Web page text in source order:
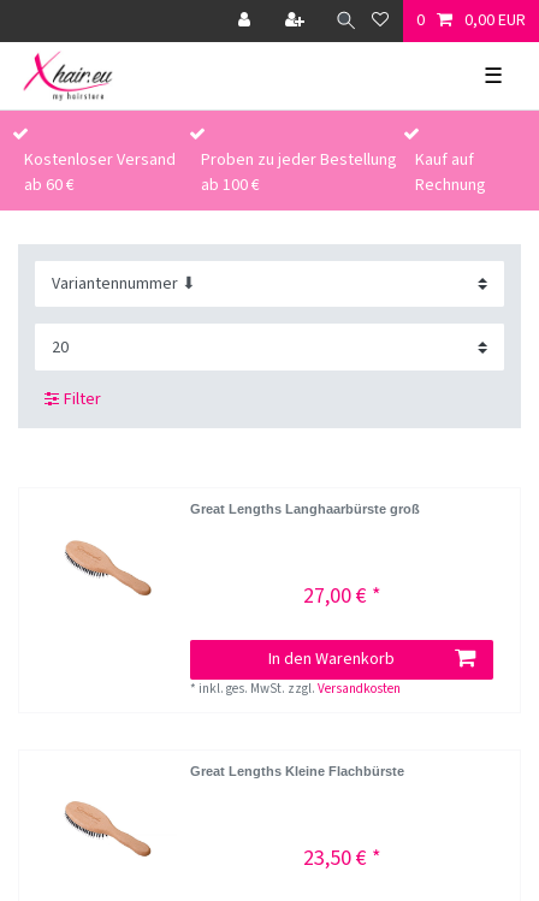
0 0,00 EUR
☰
Kostenloser Versand
ab 60 €
Proben zu jeder Bestellung
ab 100 €
Kauf auf
Rechnung
Filter
Great Lengths Langhaarbürste groß
27,00 € *
In den Warenkorb
* inkl. ges. MwSt. zzgl.Versandkosten
Great Lengths Kleine Flachbürste
23,50 € *